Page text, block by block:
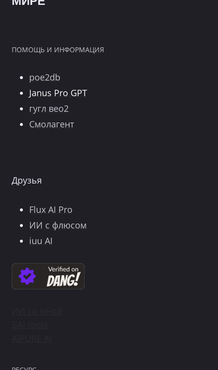
ПОМОЩЬ И ИНФОРМАЦИЯ
poe2db
Janus Pro GPT
гугл вео2
Смолагент
Друзья
Flux AI Pro
ИИ с флюсом
iuu AI